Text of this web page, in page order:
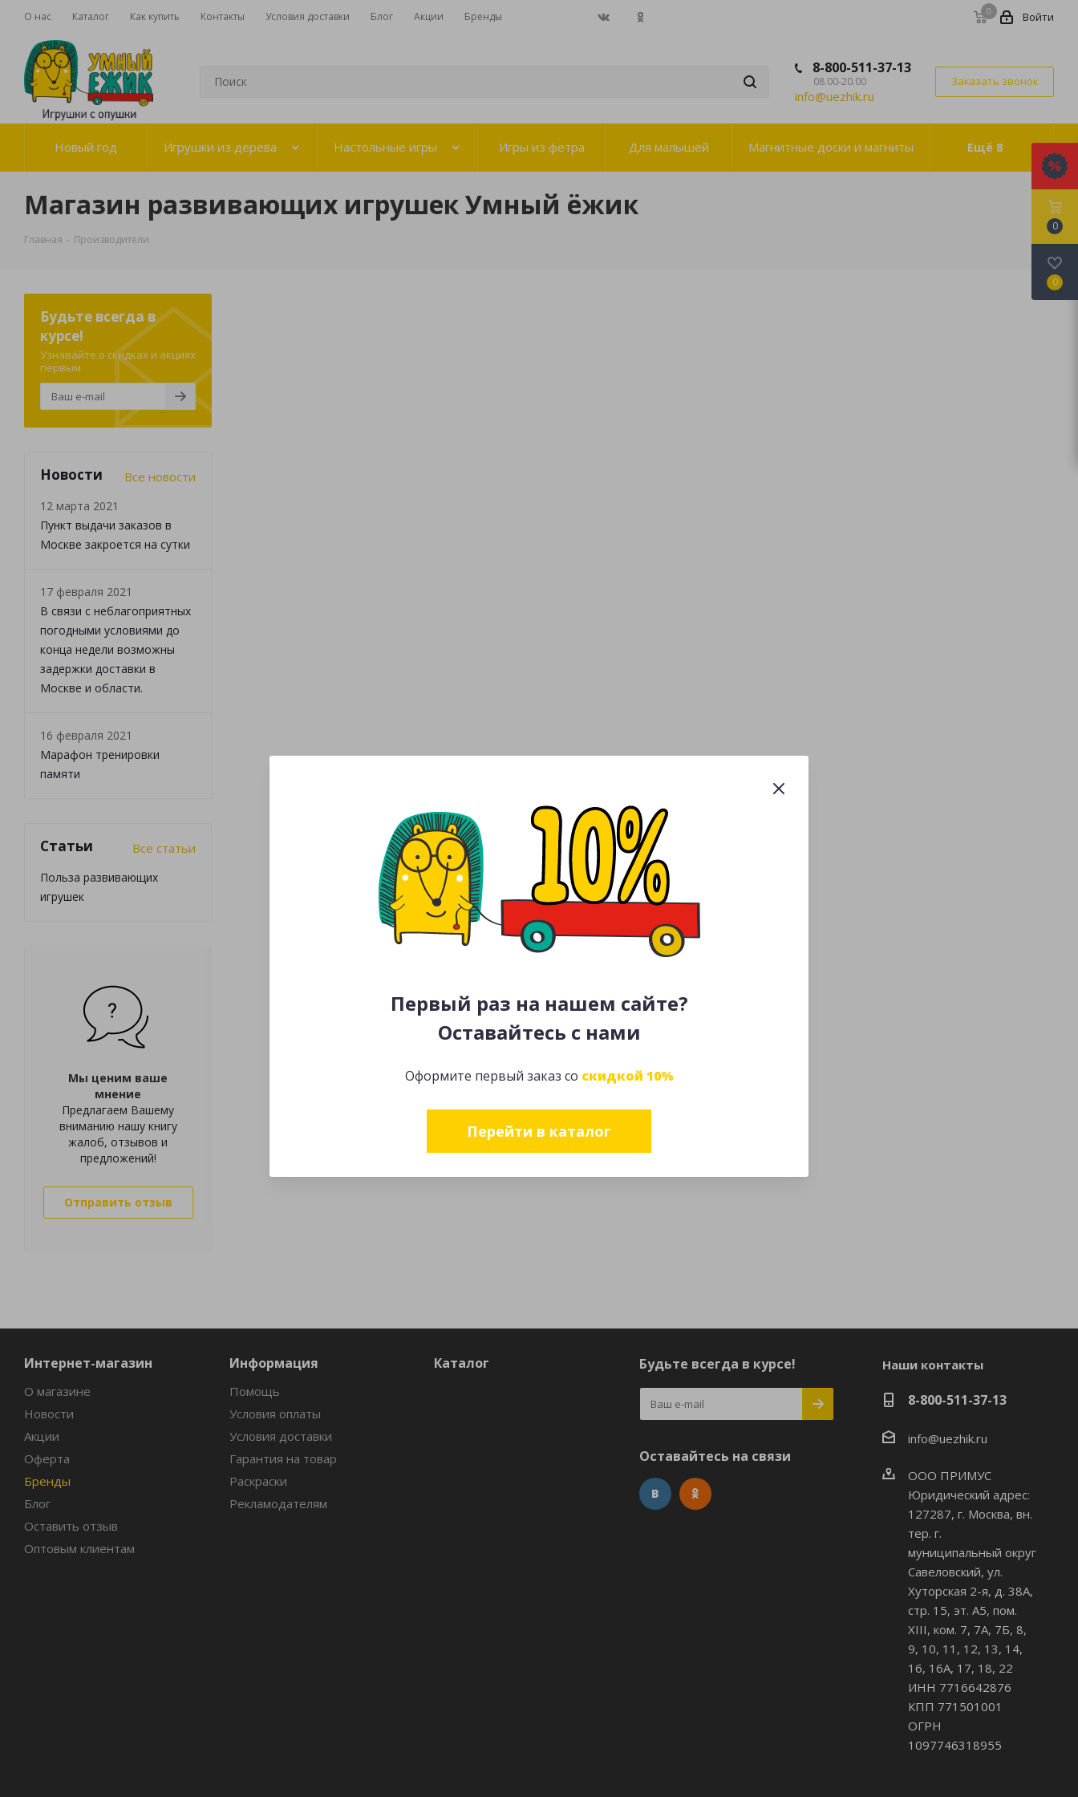
Первый раз на нашем сайте?
Оставайтесь с нами
Оформите первый заказ со скидкой 10%
Перейти в каталог
О нас Каталог Как купить Контакты Условия доставки Блог Акции Бренды 0 Войти
8-800-511-37-13
08.00-20.00
info@uezhik.ru
Заказать звонок
Новый год Игрушки из дерева Настольные игры Игры из фетра Для малышей Магнитные доски и магниты Ещё 8
Магазин развивающих игрушек Умный ёжик
Главная - Производители
Будьте всегда в
курсе!
Узнавайте о скидках и акциях
первым
Новости Все новости
12 марта 2021
Пункт выдачи заказов в
Москве закроется на сутки
17 февраля 2021
В связи с неблагоприятных
погодными условиями до
конца недели возможны
задержки доставки в
Москве и области.
16 февраля 2021
Марафон тренировки
памяти
Статьи Все статьи
Польза развивающих
игрушек
Мы ценим ваше
мнение
Предлагаем Вашему
вниманию нашу книгу
жалоб, отзывов и
предложений!
Отправить отзыв
Интернет-магазин
О магазине
Новости
Акции
Оферта
Бренды
Блог
Оставить отзыв
Оптовым клиентам
Информация
Помощь
Условия оплаты
Условия доставки
Гарантия на товар
Раскраски
Рекламодателям
Каталог Будьте всегда в курсе!
Оставайтесь на связи
Наши контакты
8-800-511-37-13
info@uezhik.ru
ООО ПРИМУС
Юридический адрес:
127287, г. Москва, вн.
тер. г.
муниципальный округ
Савеловский, ул.
Хуторская 2-я, д. 38А,
стр. 15, эт. А5, пом.
XIII, ком. 7, 7А, 7Б, 8,
9, 10, 11, 12, 13, 14,
16, 16А, 17, 18, 22
ИНН 7716642876
КПП 771501001
ОГРН
1097746318955
0
0